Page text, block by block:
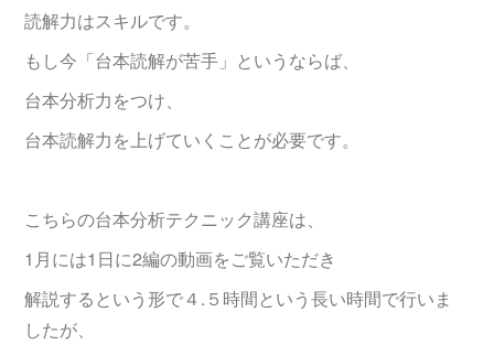
読解力はスキルです。
もし今「台本読解が苦手」というならば、
台本分析力をつけ、
台本読解力を上げていくことが必要です。
こちらの台本分析テクニック講座は、
1月には1日に2編の動画をご覧いただき
解説するという形で４.５時間という長い時間で行いま
したが、